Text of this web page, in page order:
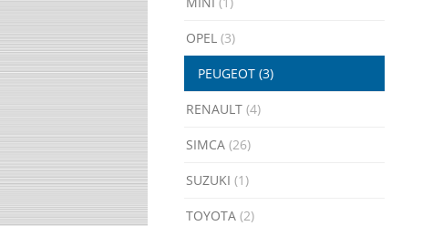
OPEL (3)
PEUGEOT (3)
RENAULT (4)
SIMCA (26)
SUZUKI (1)
TOYOTA (2)